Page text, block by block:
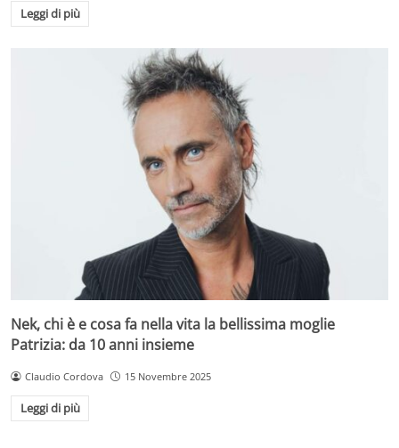
Leggi di più
Nek, chi è e cosa fa nella vita la bellissima moglie
Patrizia: da 10 anni insieme
Claudio Cordova 15 Novembre 2025
Leggi di più